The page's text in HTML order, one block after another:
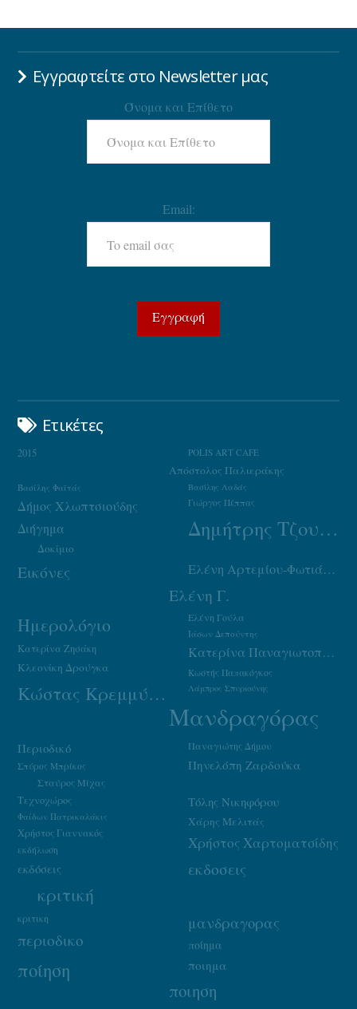
Εγγραφτείτε στο Newsletter μας
Όνομα και Επίθετο
Email:
Ετικέτες
2015 POLIS ART CAFE
Απόστολος Παλιεράκης
Βασίλης Λαδάς
Βασίλης Φαϊτάς
Γιώργος Πέππας
Δήμος Χλωπτσιούδης
Δημήτρης Τζουμάκας
Διήγημα
Δοκίμιο
Εικόνες Ελένη Αρτεμίου-Φωτιάδου
Ελένη Γ.
Ελένη Γούλα
Ημερολόγιο Ιάσων Δεπούντης
Κατερίνα Ζησάκη Κατερίνα Παναγιωτοπούλου
Κλεονίκη Δρούγκα Κωστής Παπακόγκος
Κώστας Κρεμμύδας Λάμπρος Σπυριούνης
Μανδραγόρας
Παναγιώτης Δήμου
Περιοδικό
Πηνελόπη Ζαρδούκα
Σπύρος Μπρίκος
Σταύρος Μίχας
Τεχνοχώρος
Τόλης Νικηφόρου
Φαίδων Πατρικαλάκις Χάρης Μελιτάς
Χρήστος Γιαννακός
Χρήστος Χαρτοματσίδης
εκδήλωση
εκδοσεις
εκδόσεις
κριτική
κριτικη μανδραγορας
περιοδικο ποίημα
ποίηση ποιημα
ποιηση